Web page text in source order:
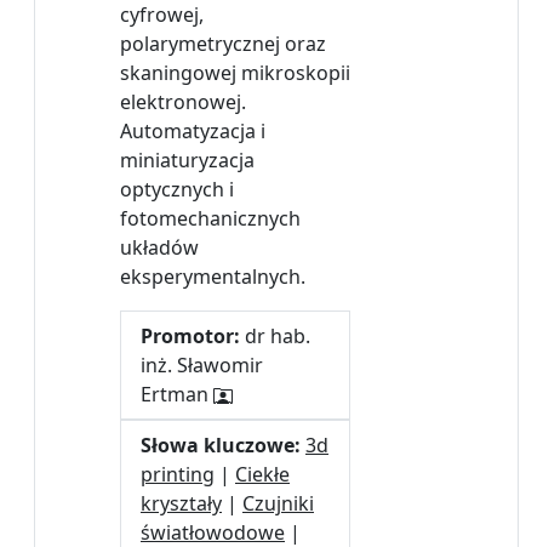
cyfrowej,
polarymetrycznej oraz
skaningowej mikroskopii
elektronowej.
Automatyzacja i
miniaturyzacja
optycznych i
fotomechanicznych
układów
eksperymentalnych.
Promotor: dr hab.
inż. Sławomir
Ertman
Słowa kluczowe: 3d
printing | Ciekłe
kryształy | Czujniki
światłowodowe |